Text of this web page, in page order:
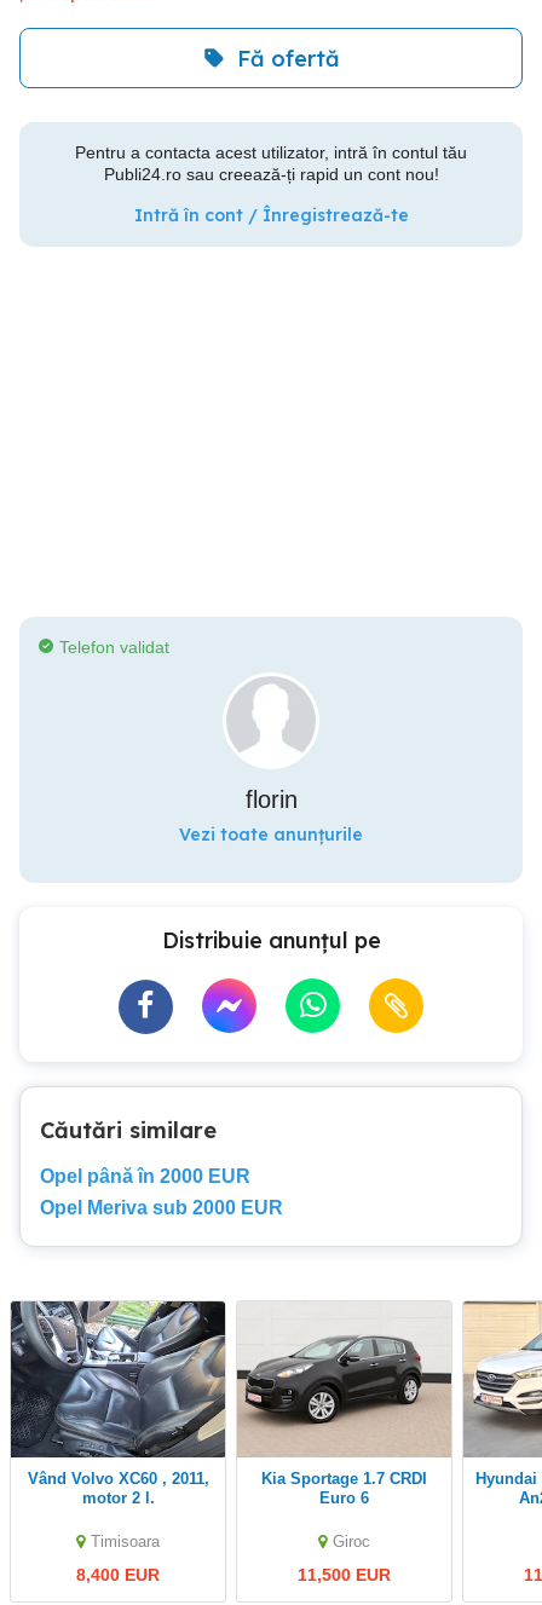
Fă ofertă
Pentru a contacta acest utilizator, intră în contul tău
Publi24.ro sau creează-ți rapid un cont nou!
Intră în cont / Înregistrează-te
Telefon validat
florin
Vezi toate anunțurile
Distribuie anunțul pe
Căutări similare
Opel până în 2000 EUR
Opel Meriva sub 2000 EUR
Vând Volvo XC60 , 2011,
motor 2 l.
Timisoara
8,400 EUR
Kia Sportage 1.7 CRDI
Euro 6
Giroc
11,500 EUR
Hyundai Tucson 1.7 CRDi